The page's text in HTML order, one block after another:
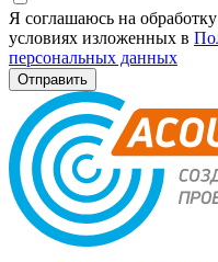
Я соглашаюсь на
условиях изложенных в
персональных данных